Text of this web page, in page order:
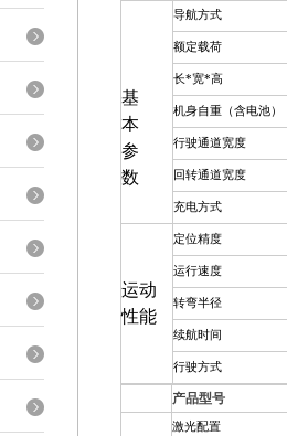
基
本
参
数
导航方式
额定载荷
长*宽*高
机身自重（含电池）
行驶通道宽度
回转通道宽度
充电方式
运动
性能
定位精度
运行速度
转弯半径
续航时间
行驶方式
产品型号
激光配置